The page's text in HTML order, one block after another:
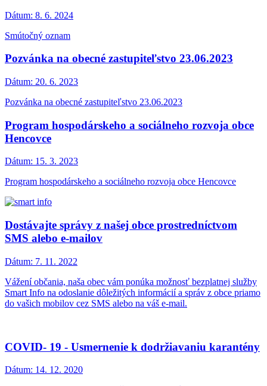
Dátum: 8. 6. 2024
Smútočný oznam
Pozvánka na obecné zastupiteľstvo 23.06.2023
Dátum: 20. 6. 2023
Pozvánka na obecné zastupiteľstvo 23.06.2023
Program hospodárskeho a sociálneho rozvoja obce
Hencovce
Dátum: 15. 3. 2023
Program hospodárskeho a sociálneho rozvoja obce Hencovce
Dostávajte správy z našej obce prostredníctvom
SMS alebo e-mailov
Dátum: 7. 11. 2022
Vážení občania, naša obec vám ponúka možnosť bezplatnej služby
Smart Info na odoslanie dôležitých informácií a správ z obce priamo
do vašich mobilov cez SMS alebo na váš e-mail.
COVID- 19 - Usmernenie k dodržiavaniu karantény
Dátum: 14. 12. 2020